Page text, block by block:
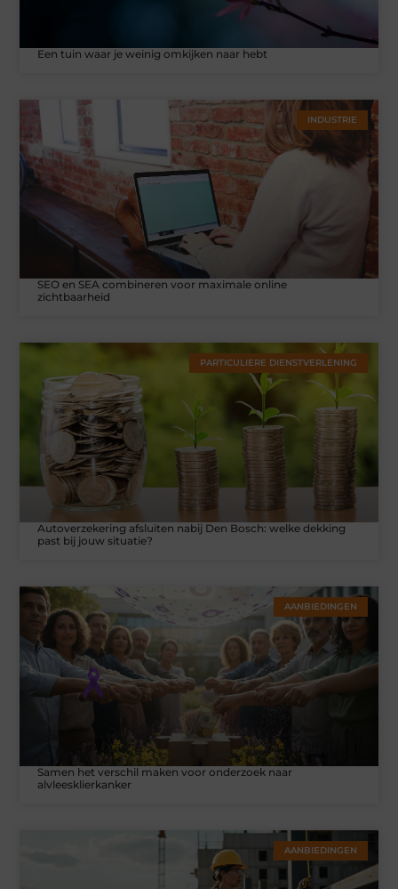
Een tuin waar je weinig omkijken naar hebt
INDUSTRIE
SEO en SEA combineren voor maximale online
zichtbaarheid
PARTICULIERE DIENSTVERLENING
Autoverzekering afsluiten nabij Den Bosch: welke dekking
past bij jouw situatie?
AANBIEDINGEN
Samen het verschil maken voor onderzoek naar
alvleesklierkanker
AANBIEDINGEN